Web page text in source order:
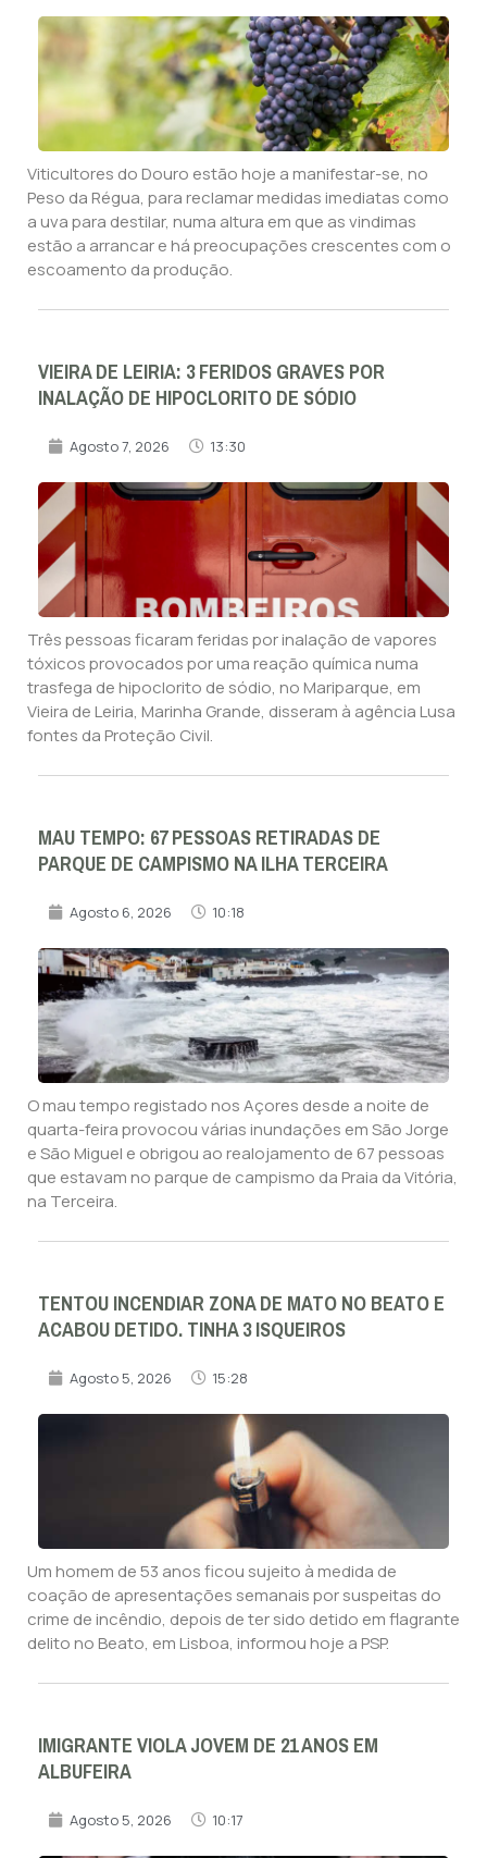
Viticultores do Douro estão hoje a manifestar-se, no
Peso da Régua, para reclamar medidas imediatas como
a uva para destilar, numa altura em que as vindimas
estão a arrancar e há preocupações crescentes com o
escoamento da produção.
VIEIRA DE LEIRIA: 3 FERIDOS GRAVES POR
INALAÇÃO DE HIPOCLORITO DE SÓDIO
Agosto 7, 2026 13:30
Três pessoas ficaram feridas por inalação de vapores
tóxicos provocados por uma reação química numa
trasfega de hipoclorito de sódio, no Mariparque, em
Vieira de Leiria, Marinha Grande, disseram à agência Lusa
fontes da Proteção Civil.
MAU TEMPO: 67 PESSOAS RETIRADAS DE
PARQUE DE CAMPISMO NA ILHA TERCEIRA
Agosto 6, 2026 10:18
O mau tempo registado nos Açores desde a noite de
quarta-feira provocou várias inundações em São Jorge
e São Miguel e obrigou ao realojamento de 67 pessoas
que estavam no parque de campismo da Praia da Vitória,
na Terceira.
TENTOU INCENDIAR ZONA DE MATO NO BEATO E
ACABOU DETIDO. TINHA 3 ISQUEIROS
Agosto 5, 2026 15:28
Um homem de 53 anos ficou sujeito à medida de
coação de apresentações semanais por suspeitas do
crime de incêndio, depois de ter sido detido em flagrante
delito no Beato, em Lisboa, informou hoje a PSP.
IMIGRANTE VIOLA JOVEM DE 21 ANOS EM
ALBUFEIRA
Agosto 5, 2026 10:17